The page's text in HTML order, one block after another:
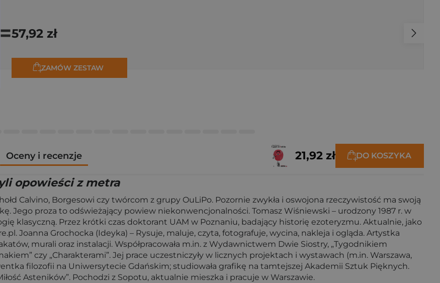
=57,92 zł
ZAMÓW ZESTAW
Oceny i recenzje 21,92 zł DO KOSZYKA
opowieści z metra
Calvino, Borgesowi czy twórcom z grupy OuLiPo. Pozornie zwykła i oswojona rzeczywistość ma swoją
Jego proza to odświeżający powiew niekonwencjonalności. Tomasz Wiśniewski – urodzony 1987 r. w
klasyczną. Przez krótki czas doktorant UAM w Poznaniu, badający historię ezoteryzmu. Aktualnie, jako
Joanna Grochocka (Ideyka) – Rysuje, maluje, czyta, fotografuje, wycina, nakleja i ogląda. Artystka
murali oraz instalacji. Współpracowała m.in. z Wydawnictwem Dwie Siostry, „Tygodnikiem
czy „Charakterami”. Jej prace uczestniczyły w licznych projektach i wystawach (m.in. Warszawa,
filozofii na Uniwersytecie Gdańskim; studiowała grafikę na tamtejszej Akademii Sztuk Pięknych.
Asteników”. Pochodzi z Sopotu, aktualnie mieszka i pracuje w Warszawie.